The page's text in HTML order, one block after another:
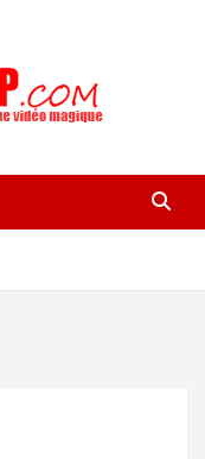
rock pop concert